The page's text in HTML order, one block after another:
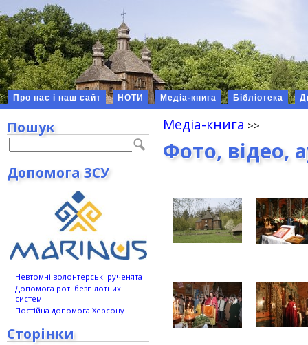
Про нас і наш сайт НОТИ Медіа-книга Бібліотека
Медіа-книга
Фото, відео,
Пошук
Допомога ЗСУ
Невтомні волонтерські рученята
Допомога роті безпілотних
систем
Постійна допомога Херсону
Сторінки